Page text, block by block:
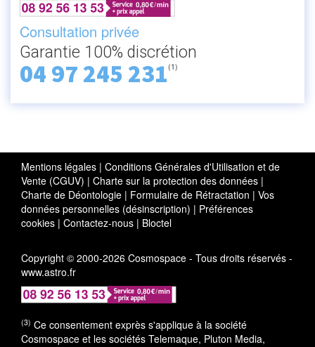
Consultation privée
Garantie 100% discrétion
04 97 245 231(1)
Mentions légales | Conditions Générales d'Utilisation et de
Vente (CGUV) | Charte sur la protection des données |
Charte de Déontologie | Formulaire de Rétractation | Vos
données personnelles (désinscription) | Préférences
cookies | Contactez-nous | Bloctel
Copyright © 2000-2026 Cosmospace - Tous droits réservés -
www.astro.fr
(3) Ce consentement exprès s'applique à la société
Cosmospace et les sociétés Telemaque, Pluton Media,